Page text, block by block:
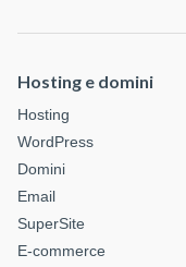
Hosting e domini
Hosting
WordPress
Domini
Email
SuperSite
E-commerce